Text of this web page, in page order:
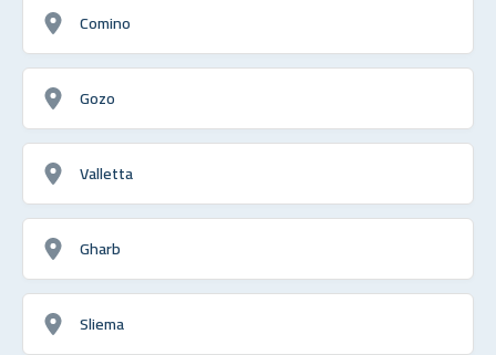
Comino
Gozo
Valletta
Gharb
Sliema